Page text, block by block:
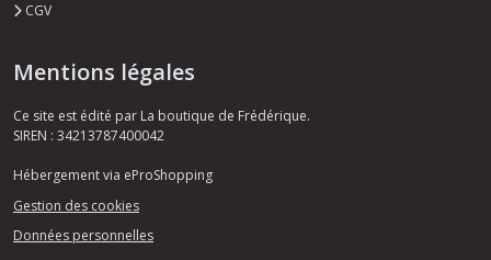
CGV
Mentions légales
Ce site est édité par La boutique de Frédérique.
SIREN : 34213787400042
Hébergement via eProShopping
Gestion des cookies
Données personnelles